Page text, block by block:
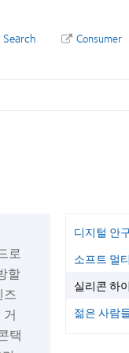
Consumer
Search
로
할
즈
택
디지털 안
소프트 멀
실리콘 하
젊은 사람